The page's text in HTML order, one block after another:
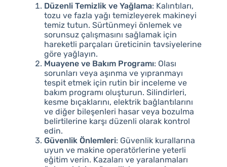
Düzenli Temizlik ve Yağlama: Kalıntıları,
tozu ve fazla yağı temizleyerek makineyi
temiz tutun. Sürtünmeyi önlemek ve
sorunsuz çalışmasını sağlamak için
hareketli parçaları üreticinin tavsiyelerine
göre yağlayın.
Muayene ve Bakım Programı: Olası
sorunları veya aşınma ve yıpranmayı
tespit etmek için rutin bir inceleme ve
bakım programı oluşturun. Silindirleri,
kesme bıçaklarını, elektrik bağlantılarını
ve diğer bileşenleri hasar veya bozulma
belirtilerine karşı düzenli olarak kontrol
edin.
Güvenlik Önlemleri: Güvenlik kurallarına
uyun ve makine operatörlerine yeterli
eğitim verin. Kazaları ve yaralanmaları